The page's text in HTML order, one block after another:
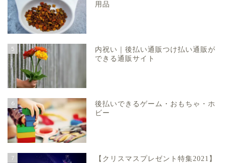
用品
5
内祝い｜後払い通販つけ払い通販が
できる通販サイト
6
後払いできるゲーム・おもちゃ・ホ
ビー
7
【クリスマスプレゼント特集2021】